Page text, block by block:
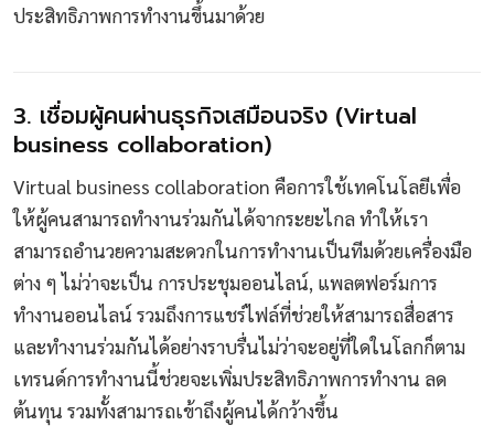
ประสิทธิภาพการทำงานขึ้นมาด้วย
3. เชื่อมผู้คนผ่านธุรกิจเสมือนจริง (Virtual
business collaboration)
Virtual business collaboration คือการใช้เทคโนโลยีเพื่อ
ให้ผู้คนสามารถทำงานร่วมกันได้จากระยะไกล ทำให้เรา
สามารถอำนวยความสะดวกในการทำงานเป็นทีมด้วยเครื่องมือ
ต่าง ๆ ไม่ว่าจะเป็น การประชุมออนไลน์, แพลตฟอร์มการ
ทำงานออนไลน์ รวมถึงการแชร์ไฟล์ที่ช่วยให้สามารถสื่อสาร
และทำงานร่วมกันได้อย่างราบรื่นไม่ว่าจะอยู่ที่ใดในโลกก็ตาม
เทรนด์การทำงานนี้ช่วยจะเพิ่มประสิทธิภาพการทำงาน ลด
ต้นทุน รวมทั้งสามารถเข้าถึงผู้คนได้กว้างขึ้น